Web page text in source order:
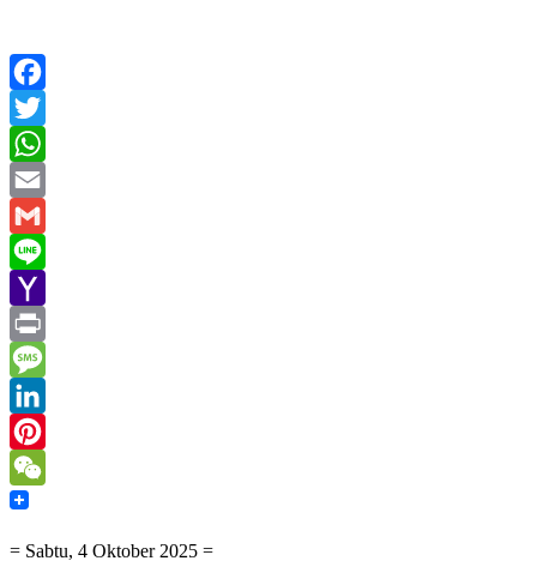
Facebook
Twitter
WhatsApp
Email
Gmail
Line
Yahoo
Mail
Print
Message
LinkedIn
Pinterest
WeChat
= Sabtu, 4 Oktober 2025 =